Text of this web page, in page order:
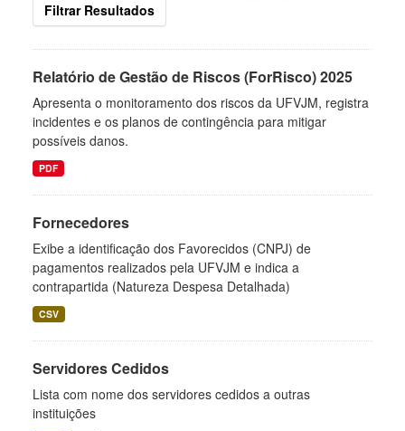
Filtrar Resultados
Relatório de Gestão de Riscos (ForRisco) 2025
Apresenta o monitoramento dos riscos da UFVJM, registra
incidentes e os planos de contingência para mitigar
possíveis danos.
PDF
Fornecedores
Exibe a identificação dos Favorecidos (CNPJ) de
pagamentos realizados pela UFVJM e indica a
contrapartida (Natureza Despesa Detalhada)
CSV
Servidores Cedidos
Lista com nome dos servidores cedidos a outras
instituições